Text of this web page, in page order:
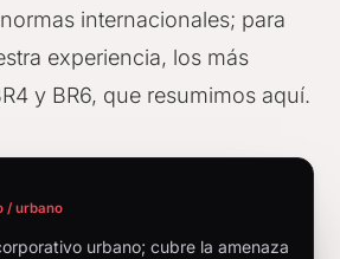
internacionales; para
experiencia, los más
y BR6, que resumimos aquí.
/ urbano
urbano; cubre la amenaza